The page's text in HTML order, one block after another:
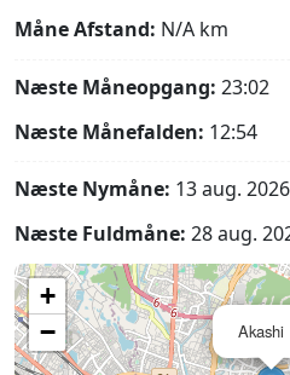
Måne Afstand: N/A km
Næste Måneopgang: 23:02
Næste Månefalden: 12:54
Næste Nymåne: 13 aug.
Næste Fuldmåne: 28 aug.
Akashi
+
−